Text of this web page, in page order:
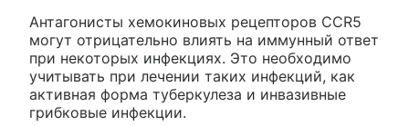
Антагонисты хемокиновых рецепторов ССR5
могут отрицательно влиять на иммунный ответ
при некоторых инфекциях. Это необходимо
учитывать при лечении таких инфекций, как
активная форма туберкулеза и инвазивные
грибковые инфекции.